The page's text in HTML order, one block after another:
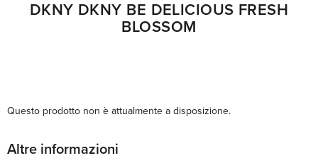
DKNY DKNY BE DELICIOUS FRESH
BLOSSOM
Questo prodotto non è attualmente a disposizione.
Altre informazioni